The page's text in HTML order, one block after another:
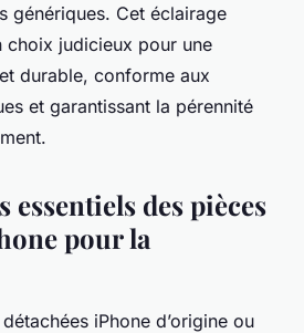
génériques. Cet éclairage
choix judicieux pour une
durable, conforme aux
et garantissant la pérennité
essentiels des pièces
pour la
iPhone d’origine ou